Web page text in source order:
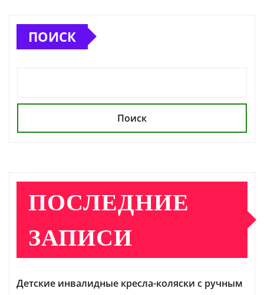
ПОИСК
Поиск
ПОСЛЕДНИЕ
ЗАПИСИ
Детские инвалидные кресла-коляски с ручным